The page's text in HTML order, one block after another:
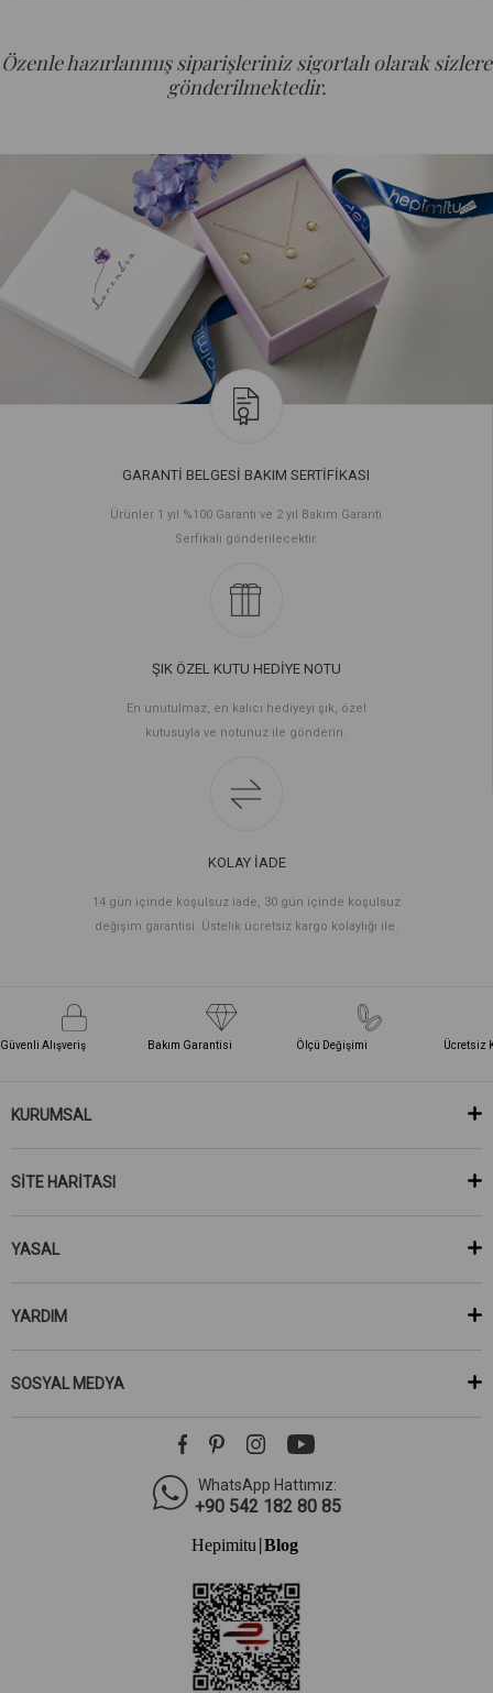
Özenle hazırlanmış siparişleriniz sigortalı olarak sizlere
gönderilmektedir.
GARANTİ BELGESİ BAKIM SERTİFİKASI
Ürünler 1 yıl %100 Garanti ve 2 yıl Bakım Garanti
Serfikalı gönderilecektir.
ŞIK ÖZEL KUTU HEDİYE NOTU
En unutulmaz, en kalıcı hediyeyi şık, özel
kutusuyla ve notunuz ile gönderin.
KOLAY İADE
14 gün içinde koşulsuz iade, 30 gün içinde koşulsuz
değişim garantisi. Üstelik ücretsiz kargo kolaylığı ile.
Güvenli Alışveriş Bakım Garantisi Ölçü Değişimi Ücretsiz
KURUMSAL
SİTE HARİTASI
YASAL
YARDIM
SOSYAL MEDYA
WhatsApp Hattımız:
+90 542 182 80 85
Hepimitu| Blog